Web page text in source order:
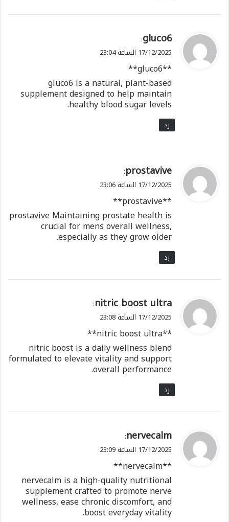
ي
ق
ل
gluco6
:
17/12/2025 الساعة 23:04
**gluco6**
gluco6 is a natural, plant-based
supplement designed to help maintain
healthy blood sugar levels.
رد
ي
ق
ل
prostavive
:
17/12/2025 الساعة 23:06
**prostavive**
prostavive Maintaining prostate health is
crucial for mens overall wellness,
especially as they grow older.
رد
ي
ق
ل
nitric boost ultra
:
17/12/2025 الساعة 23:08
**nitric boost ultra**
nitric boost is a daily wellness blend
formulated to elevate vitality and support
overall performance.
رد
ي
ق
ل
nervecalm
:
17/12/2025 الساعة 23:09
**nervecalm**
nervecalm is a high-quality nutritional
supplement crafted to promote nerve
wellness, ease chronic discomfort, and
boost everyday vitality.